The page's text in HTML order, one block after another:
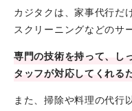
カジタクは、家事代行だ
スクリーニングなどのサ
専門の技術を持って、し
タッフが対応してくれる
また、掃除や料理の代行